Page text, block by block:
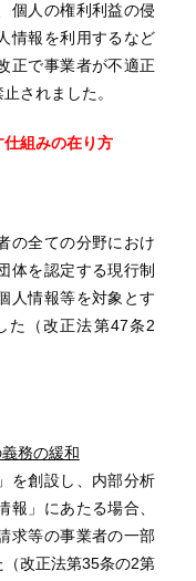
個人の権利利益の侵
情報を利用するなど
正で事業者が不適正
されました。
組みの在り方
の全ての分野におけ
体を認定する現行制
人情報等を対象とす
た（改正法第47条2
務の緩和
を創設し、内部分析
報」にあたる場合、
求等の事業者の一部
改正法第35条の2第